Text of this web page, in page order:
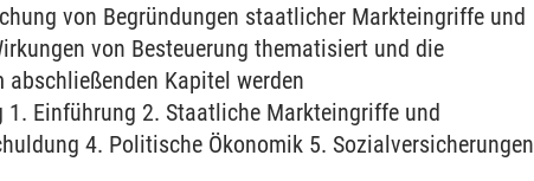
von Begründungen staatlicher Markteingriffe und
von Besteuerung thematisiert und die
Kapitel werden
Einführung 2. Staatliche Markteingriffe und
4. Politische Ökonomik 5. Sozialversicherungen